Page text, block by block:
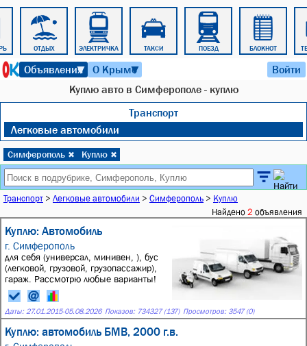
ОТДЫХ ЭЛЕКТРИЧКА ТАКСИ ПОЕЗД БЛОКНОТ
Объявления
▼ О Крыме
▼ Войти
Куплю авто в Симферополе - куплю
Транспорт
Легковые автомобили
Симферополь ✖ Куплю ✖
Транспорт > Легковые автомобили > Симферополь > Куплю
Найдено 2 объявления
Куплю: Автомобиль
г. Симферополь
для себя (универсал, минивен, ), бус
(легковой, грузовой, грузопассажир),
гараж. Рассмотрю любые варианты!
Даты: 27.01.2015-05.08.2026 Показов: 734327 (137) Просмотров: 3547 (0)
Куплю: автомобиль БМВ, 2000 г.в.